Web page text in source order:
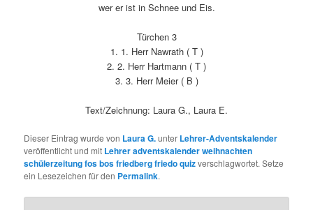
wer er ist in Schnee und Eis.
Türchen 3
1. 1. Herr Nawrath ( T )
2. 2. Herr Hartmann ( T )
3. 3. Herr Meier ( B )
Text/Zeichnung: Laura G., Laura E.
Dieser Eintrag wurde von Laura G.unter Lehrer-Adventskalender
veröffentlicht und mit Lehrer adventskalender weihnachten
schülerzeitung fos bos friedberg friedo quizverschlagwortet. Setze
ein Lesezeichen für den Permalink.